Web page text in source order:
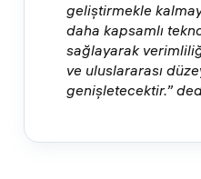
geliştirmekle
daha kapsamlı
sağlayarak
ve uluslararası
genişletecektir.”